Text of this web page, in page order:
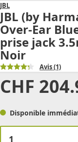
JBL
JBL (by
Over-Ear
prise jack
Noir
Avis(1)
CHF
Disponible